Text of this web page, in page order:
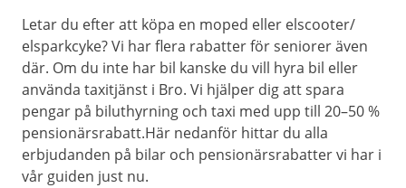
Letar du efter att köpa en moped eller elscooter/
elsparkcyke? Vi har flera rabatter för seniorer även
där. Om du inte har bil kanske du vill hyra bil eller
använda taxitjänst i Bro. Vi hjälper dig att spara
pengar på biluthyrning och taxi med upp till 20–50 %
pensionärsrabatt.Här nedanför hittar du alla
erbjudanden på bilar och pensionärsrabatter vi har i
vår guiden just nu.